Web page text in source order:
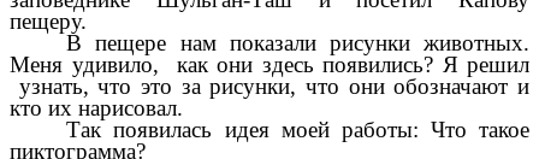
пещеру.
В пещере нам показали рисунки животных.
Меня удивило, как они здесь появились? Я решил
узнать, что это за рисунки, что они обозначают и
кто их нарисовал.
Так появилась идея моей работы: Что такое
пиктограмма?